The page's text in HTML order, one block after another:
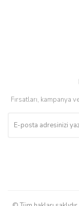
Fırsatları, kampanya